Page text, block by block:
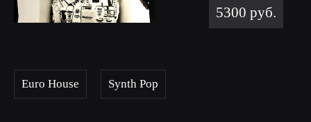
5300 руб.
Euro House Synth Pop